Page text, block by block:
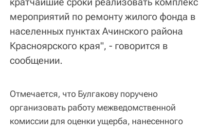
мероприятий по ремонту жилого фонда в
населенных пунктах Ачинского района
Красноярского края", - говорится в
сообщении.
Отмечается, что Булгакову поручено
организовать работу межведомственной
комиссии для оценки ущерба, нанесенного